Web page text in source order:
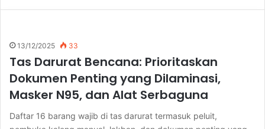
13/12/2025 33
Tas Darurat Bencana: Prioritaskan
Dokumen Penting yang Dilaminasi,
Masker N95, dan Alat Serbaguna
Daftar 16 barang wajib di tas darurat termasuk peluit,